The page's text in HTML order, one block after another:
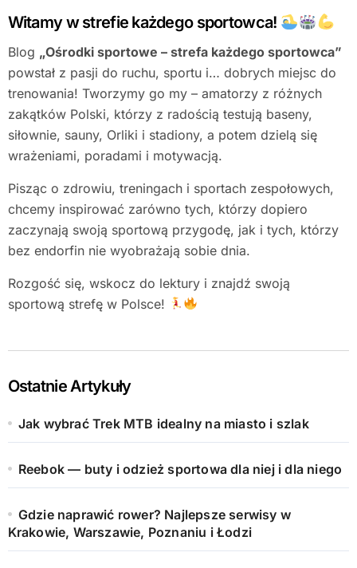
Witamy w strefie każdego sportowca!
Blog „Ośrodki sportowe – strefa każdego sportowca”
powstał z pasji do ruchu, sportu i… dobrych miejsc do
trenowania! Tworzymy go my – amatorzy z różnych
zakątków Polski, którzy z radością testują baseny,
siłownie, sauny, Orliki i stadiony, a potem dzielą się
wrażeniami, poradami i motywacją.
Pisząc o zdrowiu, treningach i sportach zespołowych,
chcemy inspirować zarówno tych, którzy dopiero
zaczynają swoją sportową przygodę, jak i tych, którzy
bez endorfin nie wyobrażają sobie dnia.
Rozgość się, wskocz do lektury i znajdź swoją
sportową strefę w Polsce!
Ostatnie Artykuły
Jak wybrać Trek MTB idealny na miasto i szlak
Reebok — buty i odzież sportowa dla niej i dla niego
Gdzie naprawić rower? Najlepsze serwisy w
Krakowie, Warszawie, Poznaniu i Łodzi